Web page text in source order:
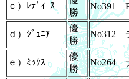
ｃ）ﾚﾃﾞｨｰｽ
勝
No391
ｄ）ｼﾞｭﾆｱ
優
勝
No312
ｅ）ﾐｯｸｽ
優
勝
No264